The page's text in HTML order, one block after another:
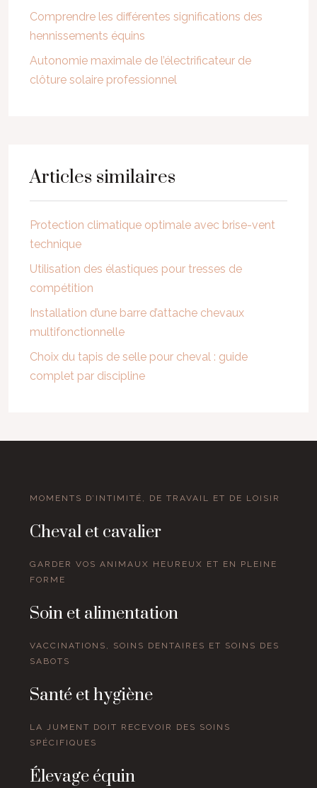
Comprendre les différentes significations des
hennissements équins
Autonomie maximale de l’électrificateur de
clôture solaire professionnel
Articles similaires
Protection climatique optimale avec brise-vent
technique
Utilisation des élastiques pour tresses de
compétition
Installation d’une barre d’attache chevaux
multifonctionnelle
Choix du tapis de selle pour cheval : guide
complet par discipline
MOMENTS D’INTIMITÉ, DE TRAVAIL ET DE LOISIR
Cheval et cavalier
GARDER VOS ANIMAUX HEUREUX ET EN PLEINE
FORME
Soin et alimentation
VACCINATIONS, SOINS DENTAIRES ET SOINS DES
SABOTS
Santé et hygiène
LA JUMENT DOIT RECEVOIR DES SOINS
SPÉCIFIQUES
Élevage équin